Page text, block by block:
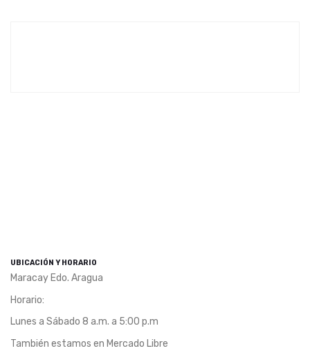
UBICACIÓN Y HORARIO
Maracay Edo. Aragua
Horario:
Lunes a Sábado 8 a.m. a 5:00 p.m
También estamos en Mercado Libre